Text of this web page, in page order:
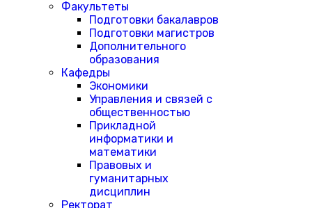
Факультеты
Подготовки бакалавров
Подготовки магистров
Дополнительного
образования
Кафедры
Экономики
Управления и связей с
общественностью
Прикладной
информатики и
математики
Правовых и
гуманитарных
дисциплин
Ректорат